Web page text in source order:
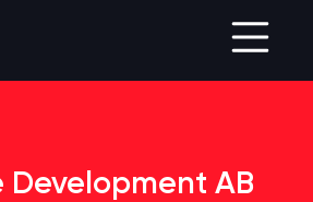
Development AB